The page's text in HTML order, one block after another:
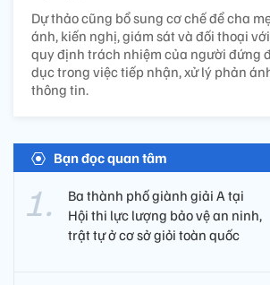
Dự thảo cũng bổ sung cơ chế để cha
ánh, kiến nghị, giám sát và đối thoại
quy định trách nhiệm của người đứng
dục trong việc tiếp nhận, xử lý phản
thông tin.
Bạn đọc quan tâm
Ba thành phố giành giải A tại
Hội thi lực lượng bảo vệ an ninh,
trật tự ở cơ sở giỏi toàn quốc